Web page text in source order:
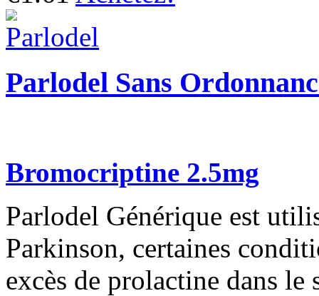
Parlodel Sans
Bromocriptine 2.5mg
Parlodel Générique est
Parkinson, certaines
excès de prolactine dans